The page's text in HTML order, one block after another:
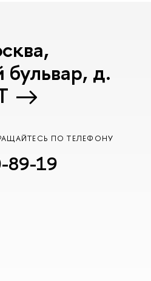
д.
ПО ТЕЛЕФОНУ
89-19